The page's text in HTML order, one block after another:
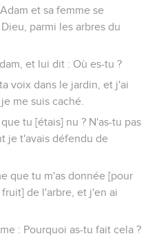
et sa femme se
parmi les arbres du
et lui dit : Où es-tu ?
voix dans le jardin, et j'ai
me suis caché.
tu [étais] nu ? N'as-tu pas
je t'avais défendu de
que tu m'as donnée [pour
de l'arbre, et j'en ai
: Pourquoi as-tu fait cela ?